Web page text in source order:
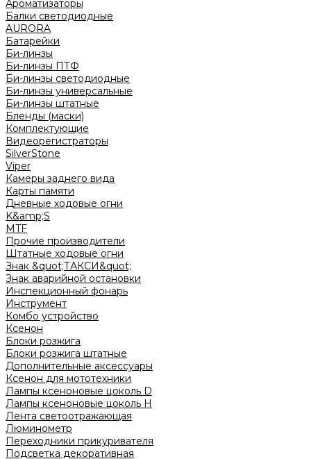
Ароматизаторы
Балки светодиодные
AURORA
Батарейки
Би-линзы
Би-линзы ПТФ
Би-линзы светодиодные
Би-линзы универсальные
Би-линзы штатные
Бленды (маски)
Комплектующие
Видеорегистраторы
SilverStone
Viper
Камеры заднего вида
Карты памяти
Дневные ходовые огни
K&amp;S
MTF
Прочие производители
Штатные ходовые огни
Знак &quot;ТАКСИ&quot;
Знак аварийной остановки
Инспекционный фонарь
Инструмент
Комбо устройство
Ксенон
Блоки розжига
Блоки розжига штатные
Дополнительные аксессуары
Ксенон для мототехники
Лампы ксеноновые цоколь D
Лампы ксеноновые цоколь H
Лента светоотражающая
Люминометр
Переходники прикуривателя
Подсветка декоративная